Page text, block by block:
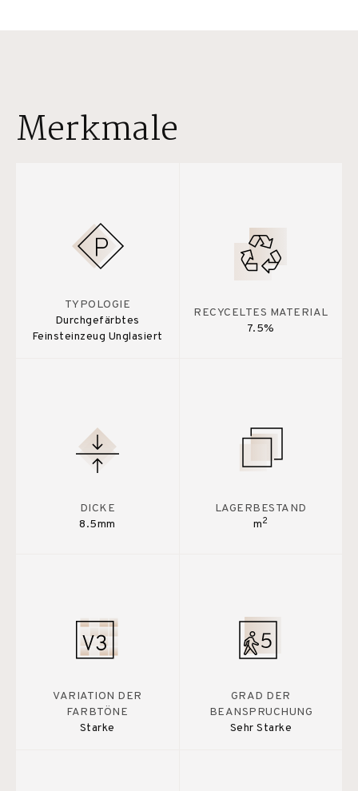
Merkmale
TYPOLOGIE
Durchgefärbtes
Feinsteinzeug Unglasiert
RECYCELTES MATERIAL
7.5%
DICKE
8.5mm
LAGERBESTAND
m2
VARIATION DER
FARBTÖNE
Starke
GRAD DER
BEANSPRUCHUNG
Sehr Starke